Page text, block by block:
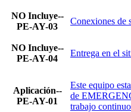
NO Incluye--
PE-AY-03
Conexiones de
NO Incluye--
PE-AY-04
Entrega en el
Aplicación--
PE-AY-01
Este equipo
de
trabajo